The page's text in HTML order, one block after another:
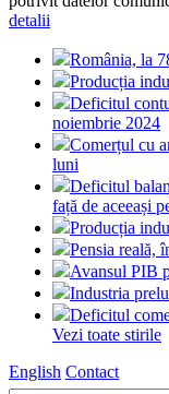
detalii
România, la
Producția
Deficitul
noiembrie 2024
Comerțul cu
luni
Deficitul
față de aceeași
Producția
Pensia reală,
Avansul PIB
Industria
Deficitul
Vezi toate stirile
English Contact